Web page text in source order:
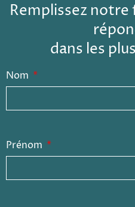
Remplissez
dans les
Nom
Prénom